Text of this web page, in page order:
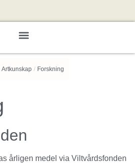
Artkunskap / Forskning
årligen medel via Viltvårdsfonden